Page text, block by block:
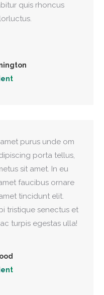
quis rhoncus
purus unde om
porta tellus,
sit amet. In eu
faucibus ornare
tincidunt elit.
tristique senectus et
turpis egestas ulla!